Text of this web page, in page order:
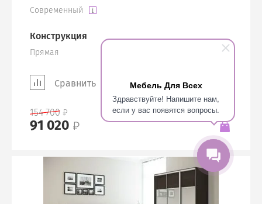
Мебель Для Всех
Здравствуйте! Напишите нам,
если у вас появятся вопросы.
Современный
Конструкция
Прямая
Сравнить
154 700
91 020